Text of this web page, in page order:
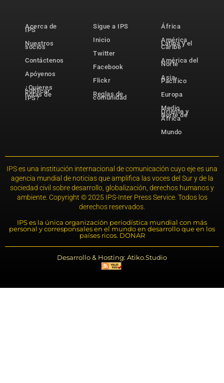
Acerca de
IPS
Nuestros
socios
Contáctenos
Apóyenos
¿Quieres
publicar
notas de
IPS?
Sigue a IPS
Inicio
Twitter
Facebook
Flickr
Reglas de
comunidad
África
América
Latina y el
Caribe
América del
Norte
Asia-
Pacífico
Europa
Medio
Oriente y
Norte de
África
Mundo
IPS es una institución internacional de comunicación cuyo eje es una
agencia mundial de noticias que amplifica las voces del Sur y de la
sociedad civil sobre desarrollo, globalización, derechos humanos y
ambiente. Copyright © 2025 IPS-Inter Press Service. Todos los
derechos reservados.
IPS es la única organización periodística mundial con más
personal y corresponsales en el mundo en desarrollo que en los
países ricos. DONAR
Desarrollo & Hosting: Atiko.Studio